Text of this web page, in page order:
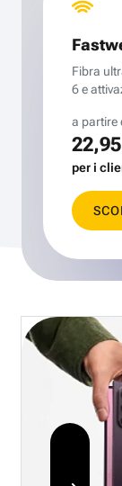
Fibra
6 e
a partire
per i